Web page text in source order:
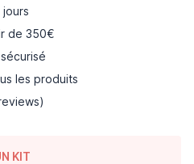
jours
de 350€
les produits
KIT